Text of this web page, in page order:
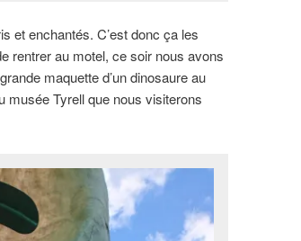
et enchantés. C’est donc ça les
rentrer au motel, ce soir nous avons
maquette d’un dinosaure au
musée Tyrell que nous visiterons